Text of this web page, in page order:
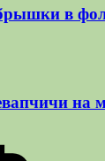
в
на